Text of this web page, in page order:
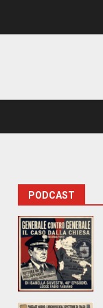
PODCAST